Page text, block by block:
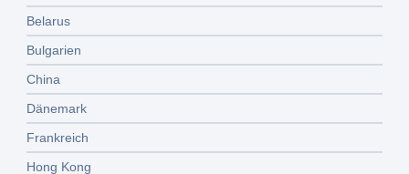
Belarus
Bulgarien
China
Dänemark
Frankreich
Hong Kong